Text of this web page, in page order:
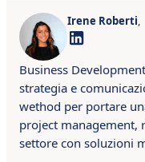
Irene Roberti,
Business
strategia e
wethod per portare
project management,
settore con soluzioni